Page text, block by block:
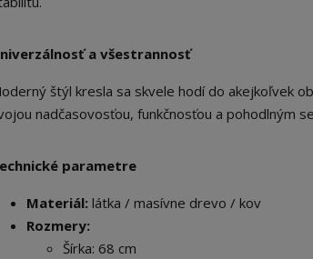
a všestrannosť
štýl kresla sa skvele hodí do akejkoľvek
nadčasovosťou, funkčnosťou a pohodlným
parametre
Materiál: látka / masívne drevo / kov
Rozmery:
Šírka: 68 cm